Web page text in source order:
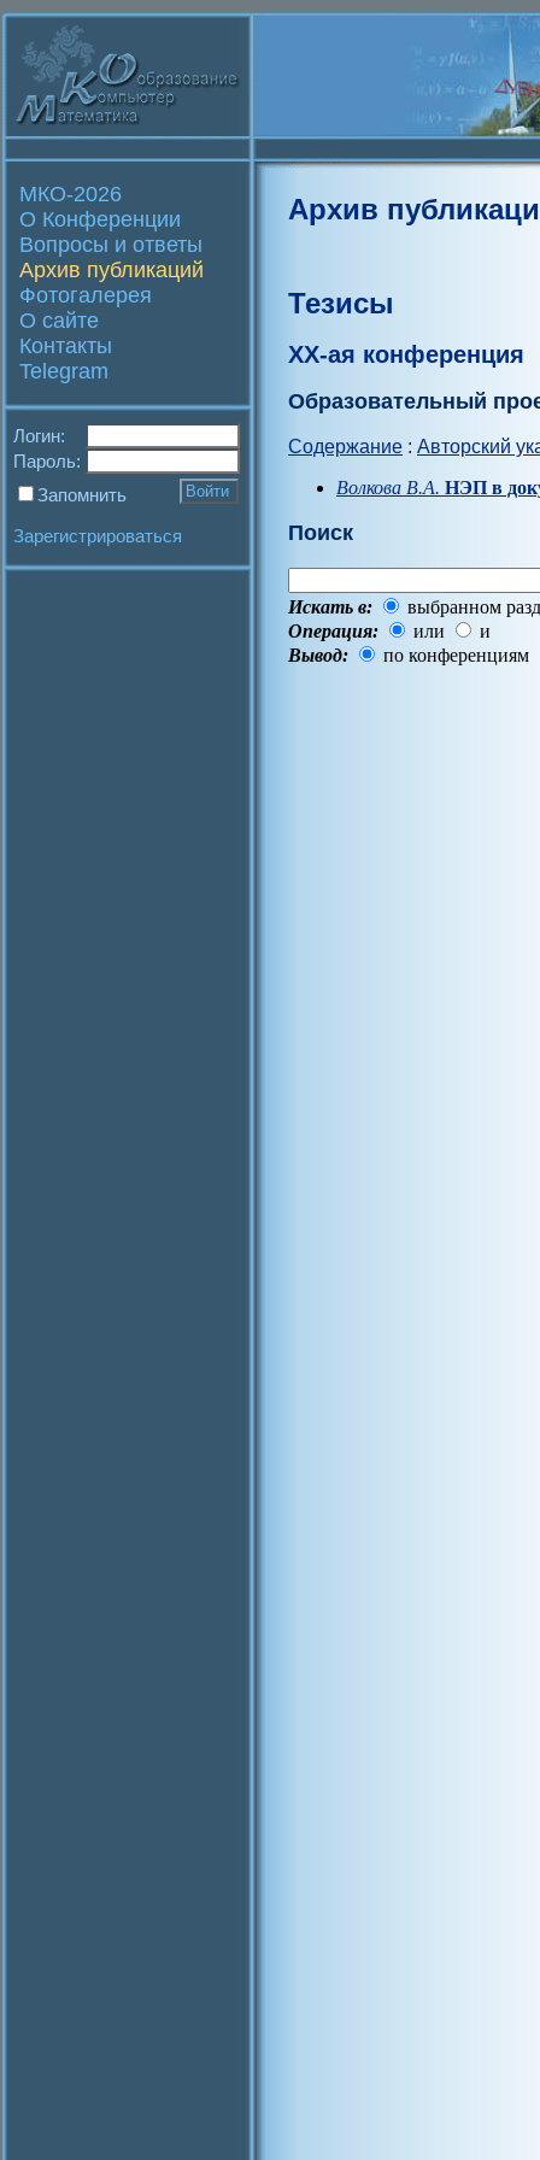
МКО-2026
О Конференции
Вопросы и ответы
Архив публикаций
Фотогалерея
О сайте
Контакты
Telegram
Логин:
Пароль:
Запомнить
Зарегистрироваться
Архив
Тезисы
XX-ая конференция
Образовательный
Содержание : Авторский
Волкова В.А. НЭП в
Поиск
Искать в:
выбранном
Операция:
или
и
Вывод:
по конференциям